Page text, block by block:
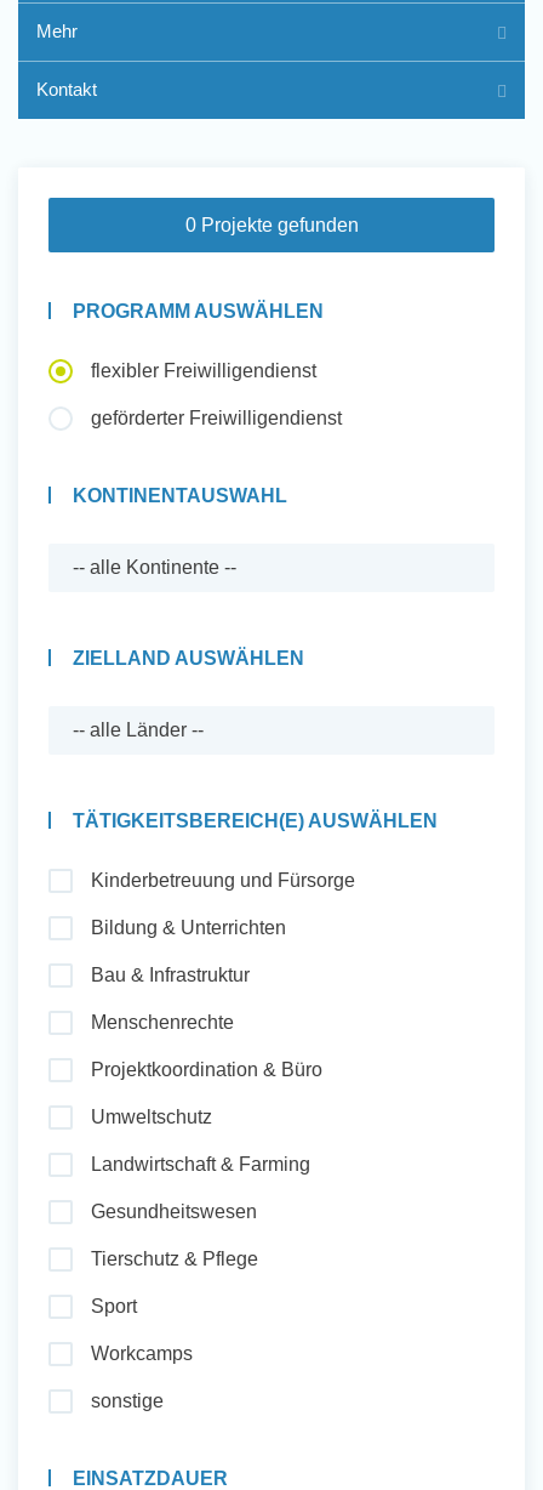
Auslandserfahrung Sammeln
und Sozial Engagieren
Initiativbewerbung
Auslandserfahrung Sammeln
Initiativbewerbung
Mehr
Kontakt
0 Projekte gefunden
PROGRAMM AUSWÄHLEN
flexibler Freiwilligendienst
geförderter Freiwilligendienst
KONTINENTAUSWAHL
ZIELLAND AUSWÄHLEN
TÄTIGKEITSBEREICH(E) AUSWÄHLEN
Kinderbetreuung und Fürsorge
Bildung & Unterrichten
Bau & Infrastruktur
Menschenrechte
Projektkoordination & Büro
Umweltschutz
Landwirtschaft & Farming
Gesundheitswesen
Tierschutz & Pflege
Sport
Workcamps
sonstige
EINSATZDAUER